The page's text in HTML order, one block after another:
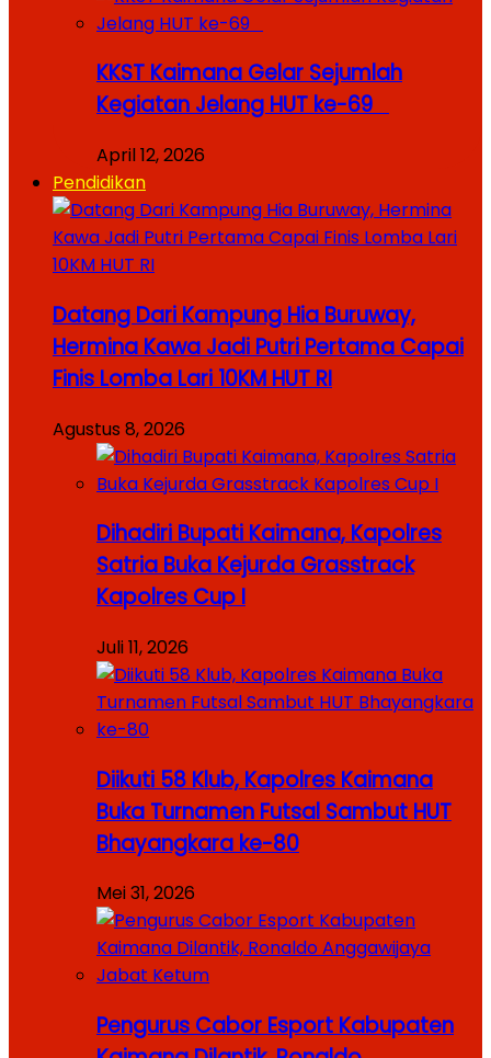
KKST Kaimana Gelar Sejumlah
Kegiatan Jelang HUT ke-69
April 12, 2026
Pendidikan
Datang Dari Kampung Hia Buruway,
Hermina Kawa Jadi Putri Pertama Capai
Finis Lomba Lari 10KM HUT RI
Agustus 8, 2026
Dihadiri Bupati Kaimana, Kapolres
Satria Buka Kejurda Grasstrack
Kapolres Cup I
Juli 11, 2026
Diikuti 58 Klub, Kapolres Kaimana
Buka Turnamen Futsal Sambut HUT
Bhayangkara ke-80
Mei 31, 2026
Pengurus Cabor Esport Kabupaten